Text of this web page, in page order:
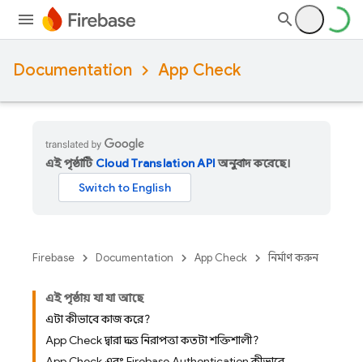
Documentation App Check
এই পৃষ্ঠাটি Cloud Translation APIঅনুবাদ করেছে।
Firebase Documentation App Check নির্মাণ করুন
এই পৃষ্ঠায় যা যা আছে
এটা কীভাবে কাজ করে?
App Check দ্বারা প্রদত্ত নিরাপত্তা কতটা শক্তিশালী?